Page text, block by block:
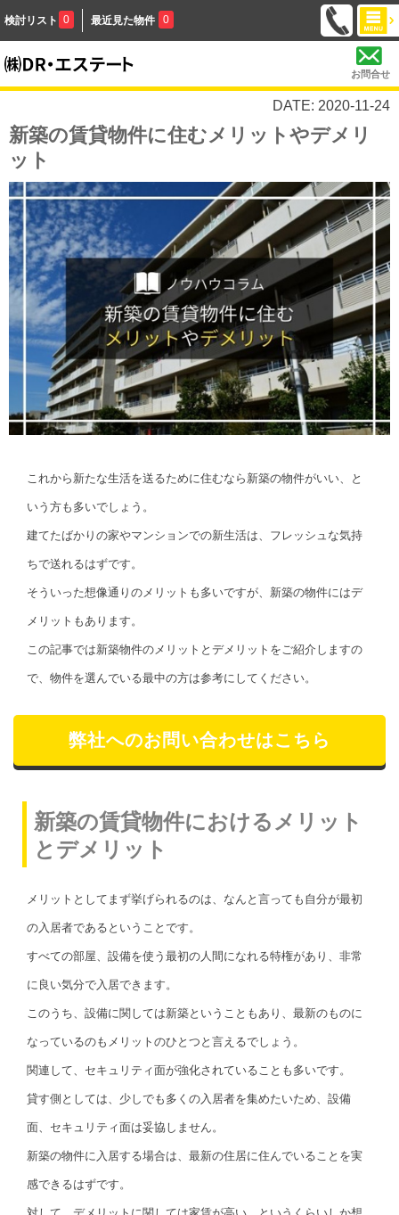
検討リスト 0 最近見た物件 0
お問合せ
DATE: 2020-11-24
新築の賃貸物件に住むメリットやデメリ
ット
これから新たな生活を送るために住むなら新築の物件がいい、と
いう方も多いでしょう。
建てたばかりの家やマンションでの新生活は、フレッシュな気持
ちで送れるはずです。
そういった想像通りのメリットも多いですが、新築の物件にはデ
メリットもあります。
この記事では新築物件のメリットとデメリットをご紹介しますの
で、物件を選んでいる最中の方は参考にしてください。
弊社へのお問い合わせはこちら
新築の賃貸物件におけるメリット
とデメリット
メリットとしてまず挙げられるのは、なんと言っても自分が最初
の入居者であるということです。
すべての部屋、設備を使う最初の人間になれる特権があり、非常
に良い気分で入居できます。
このうち、設備に関しては新築ということもあり、最新のものに
なっているのもメリットのひとつと言えるでしょう。
関連して、セキュリティ面が強化されていることも多いです。
貸す側としては、少しでも多くの入居者を集めたいため、設備
面、セキュリティ面は妥協しません。
新築の物件に入居する場合は、最新の住居に住んでいることを実
感できるはずです。